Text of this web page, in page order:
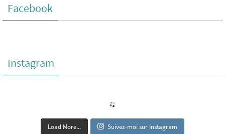
Facebook
Instagram
Load More... Suivez-moi sur Instagram